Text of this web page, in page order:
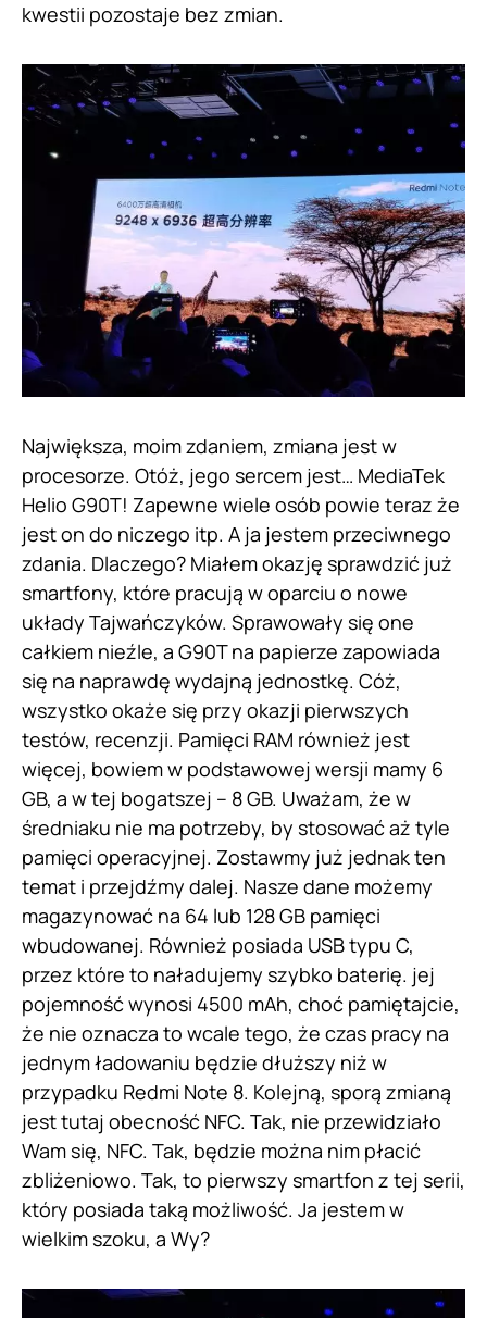
kwestii pozostaje bez zmian.
Największa, moim zdaniem, zmiana jest w
procesorze. Otóż, jego sercem jest… MediaTek
Helio G90T! Zapewne wiele osób powie teraz że
jest on do niczego itp. A ja jestem przeciwnego
zdania. Dlaczego? Miałem okazję sprawdzić już
smartfony, które pracują w oparciu o nowe
układy Tajwańczyków. Sprawowały się one
całkiem nieźle, a G90T na papierze zapowiada
się na naprawdę wydajną jednostkę. Cóż,
wszystko okaże się przy okazji pierwszych
testów, recenzji. Pamięci RAM również jest
więcej, bowiem w podstawowej wersji mamy 6
GB, a w tej bogatszej – 8 GB. Uważam, że w
średniaku nie ma potrzeby, by stosować aż tyle
pamięci operacyjnej. Zostawmy już jednak ten
temat i przejdźmy dalej. Nasze dane możemy
magazynować na 64 lub 128 GB pamięci
wbudowanej. Również posiada USB typu C,
przez które to naładujemy szybko baterię. jej
pojemność wynosi 4500 mAh, choć pamiętajcie,
że nie oznacza to wcale tego, że czas pracy na
jednym ładowaniu będzie dłuższy niż w
przypadku Redmi Note 8. Kolejną, sporą zmianą
jest tutaj obecność NFC. Tak, nie przewidziało
Wam się, NFC. Tak, będzie można nim płacić
zbliżeniowo. Tak, to pierwszy smartfon z tej serii,
który posiada taką możliwość. Ja jestem w
wielkim szoku, a Wy?